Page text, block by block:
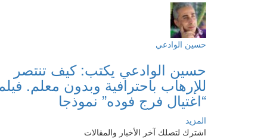
حسين الوادعي
حسين الوادعي يكتب: كيف تنتصر
للإرهاب باحترافية وبدون معلم.
“اغتيال فرج فوده” نموذجا
المزيد
اشترك لتصلك آخر الأخبار والمقالات